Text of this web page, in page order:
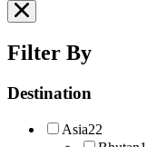
Filter By
Destination
Asia22